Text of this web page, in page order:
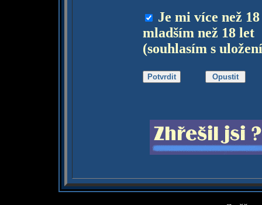
Je mi více než
mladším než 18 let
(souhlasím s